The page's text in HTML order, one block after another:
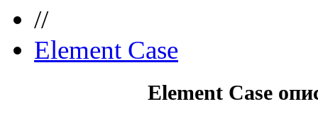
//
Element Case
Element Case